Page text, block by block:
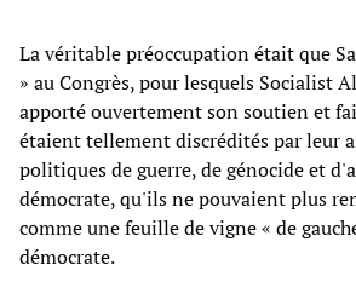
La véritable préoccupation était que
» au Congrès, pour lesquels Socialist
apporté ouvertement son soutien et
étaient tellement discrédités par leur
politiques de guerre, de génocide et
démocrate, qu'ils ne pouvaient plus
comme une feuille de vigne « de
démocrate.